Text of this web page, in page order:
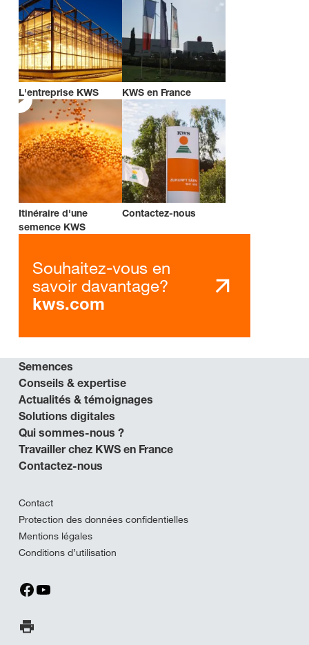
L'entreprise KWS KWS en France
Itinéraire d'une
semence KWS
Contactez-nous
Souhaitez-vous en
savoir davantage?
kws.com
Semences
Conseils & expertise
Actualités & témoignages
Solutions digitales
Qui sommes-nous ?
Travailler chez KWS en France
Contactez-nous
Contact
Protection des données confidentielles
Mentions légales
Conditions d’utilisation
Imprimer la page